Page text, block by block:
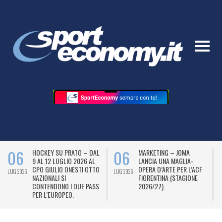
06
LUG 2026
HOCKEY SU PRATO – DAL
9 AL 12 LUGLIO 2026 AL
CPO GIULIO ONESTI OTTO
NAZIONALI SI
CONTENDONO I DUE PASS
PER L’EUROPEO.
06
LUG 2026
MARKETING – JOMA
LANCIA UNA MAGLIA-
OPERA D’ARTE PER L’ACF
FIORENTINA (STAGIONE
2026/27).